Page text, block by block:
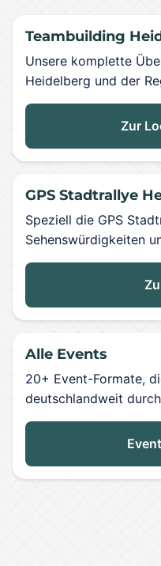
Teambuilding
Unsere komplette
Heidelberg und der
Zur
GPS Stadtrallye
Speziell die GPS
Sehenswürdigkeiten
Alle Events
20+ Event-Formate,
deutschlandweit